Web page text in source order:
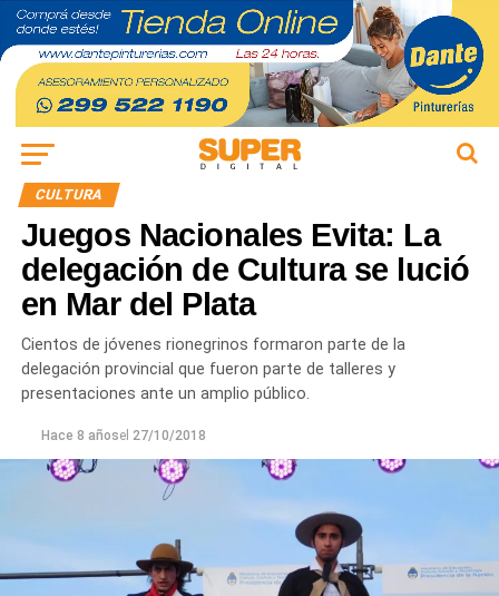
CULTURA
Juegos Nacionales Evita: La
delegación de Cultura se lució
en Mar del Plata
Cientos de jóvenes rionegrinos formaron parte de la
delegación provincial que fueron parte de talleres y
presentaciones ante un amplio público.
Hace 8 añosel 27/10/2018